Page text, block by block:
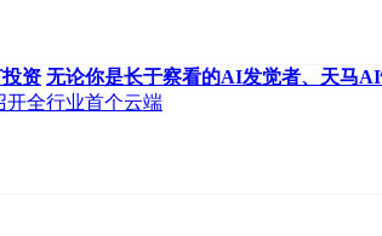
资 无论你是长于察看的AI发觉者、天马
开全行业首个云端